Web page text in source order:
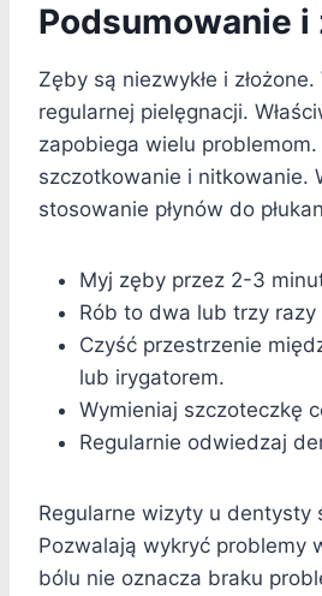
Podsumowanie i
Zęby są niezwykłe i
regularnej pielęgnacji.
zapobiega wielu problemom.
szczotkowanie i nitkowanie.
stosowanie płynów do
Myj zęby przez 2-3
Rób to dwa lub trzy razy
Czyść przestrzenie
lub irygatorem.
Wymieniaj szczoteczkę
Regularnie odwiedzaj
Regularne wizyty u dentysty
Pozwalają wykryć problemy
bólu nie oznacza braku